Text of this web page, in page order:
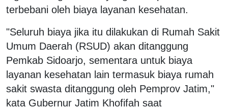
terbebani oleh biaya layanan kesehatan.
"Seluruh biaya jika itu dilakukan di Rumah Sakit
Umum Daerah (RSUD) akan ditanggung
Pemkab Sidoarjo, sementara untuk biaya
layanan kesehatan lain termasuk biaya rumah
sakit swasta ditanggung oleh Pemprov Jatim,"
kata Gubernur Jatim Khofifah saat